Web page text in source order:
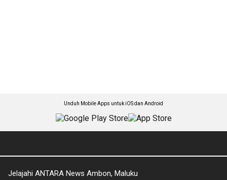
Unduh Mobile Apps untuk iOS dan Android
Jelajahi ANTARA News Ambon, Maluku